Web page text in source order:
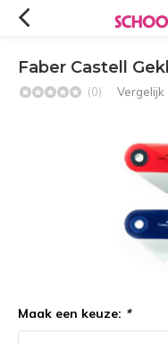
Faber Castell
(0) Vergelijk
Maak een keuze: *